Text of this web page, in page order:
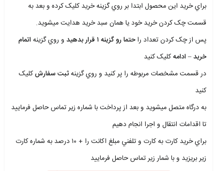
براي خريد اين محصول ابتدا بر روي گزينه خريد کليک کرده و بعد به
قسمت چک کردن خريد خود يا همان سبد خريد هدايت ميشويد.
پس از چک کردن تعداد راحتما رو گزينه ۱ قرار بدهيد و روي گزينهاتمام
خريد – ادامهکليک کنيد
در قسمت مشخصات مربوطه را پر کنيد و روي گزينهثبت سفارشکليک
کنيد
به درگاه متصل ميشويد و بعد از پرداخت با شماره زير تماس حاصل فرماييد
تا اقدامات انتقال و اجرا انجام دهيم
براي خريد کارت به کارت و تلفني مبلغ اکانت را + ۱۰ درصد به شماره کارت
زير بريزيد و با شمار زير تماس حاصل فرماييد